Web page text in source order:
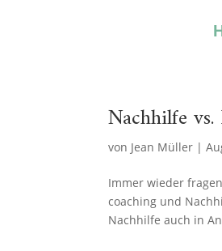
Nachhilfe
von Jean Müller |
Immer wieder
coaching und
Nachhilfe auch in